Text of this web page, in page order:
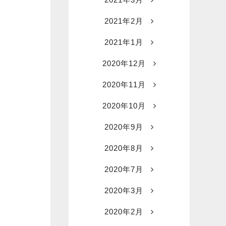
2021年2月
2021年1月
2020年12月
2020年11月
2020年10月
2020年9月
2020年8月
2020年7月
2020年3月
2020年2月